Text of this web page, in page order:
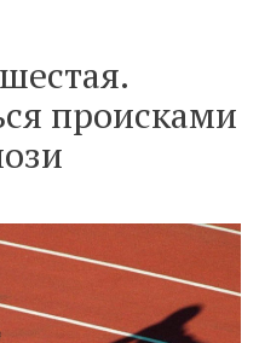
происками